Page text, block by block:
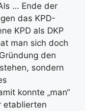
… Ende der
das KPD-
KPD als DKP
man sich doch
den
sondern
konnte „man“
etablierten